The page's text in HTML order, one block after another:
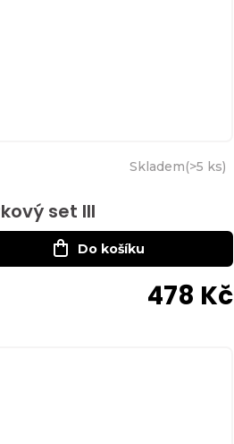
set III
Skladem(>5 ks)
478 Kč
Do košíku